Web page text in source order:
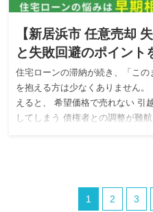
【新居浜市 任意売却
と失敗回避のポイント
住宅ローンの滞納が続き、「こ
を抱える方は少なくありません
えると、 希望価格で売れない 引
してしまう 債権者との調整が難
1 2 3